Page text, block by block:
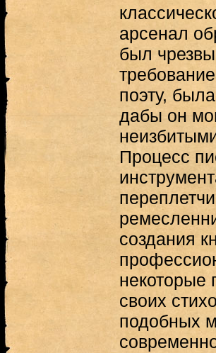
арсенал
был
поэту,
дабы он
Процесс
создания
некоторые
своих
подобных